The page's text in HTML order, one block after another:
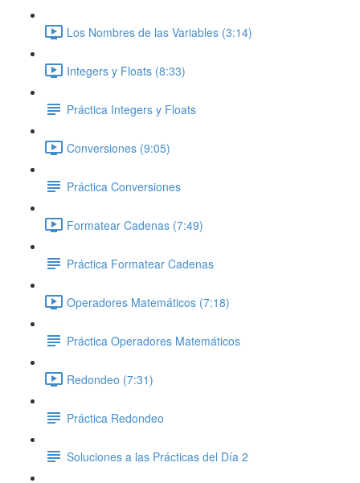
Los Nombres de las Variables (3:14)
Integers y Floats (8:33)
Práctica Integers y Floats
Conversiones (9:05)
Práctica Conversiones
Formatear Cadenas (7:49)
Práctica Formatear Cadenas
Operadores Matemáticos (7:18)
Práctica Operadores Matemáticos
Redondeo (7:31)
Práctica Redondeo
Soluciones a las Prácticas del Día 2